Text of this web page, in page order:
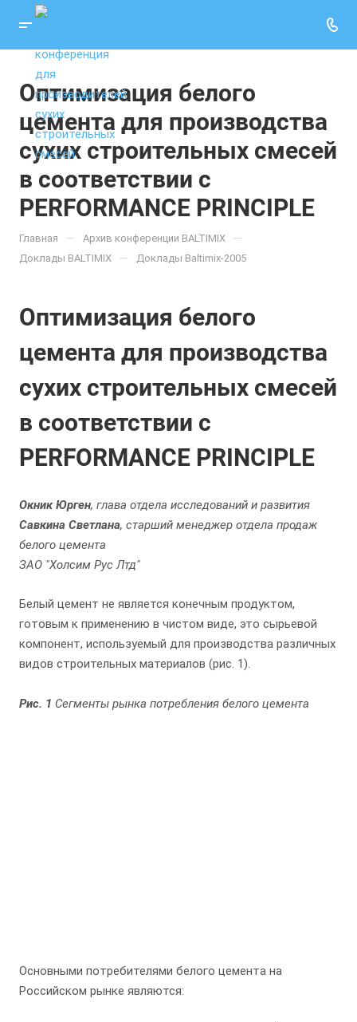
Оптимизация белого
цемента для производства
сухих строительных смесей
в соответствии с
PERFORMANCE PRINCIPLE
Главная — Архив конференции BALTIMIX —
Доклады BALTIMIX — Доклады Baltimix-2005
Оптимизация белого
цемента для производства
сухих строительных смесей
в соответствии с
PERFORMANCE PRINCIPLE
Окник Юрген, глава отдела исследований и развития
Савкина Светлана, старший менеджер отдела продаж
белого цемента
ЗАО "Холсим Рус Лтд"
Белый цемент не является конечным продуктом,
готовым к применению в чистом виде, это сырьевой
компонент, используемый для производства различных
видов строительных материалов (рис. 1).
Рис. 1 Сегменты рынка потребления белого цемента
Основными потребителями белого цемента на
Российском рынке являются: